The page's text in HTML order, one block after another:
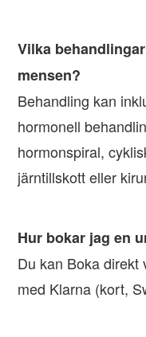
Vilka
mensen?
Behandling kan
hormonell
hormonspiral,
järntillskott eller
Hur bokar jag en
Du kan Boka direkt
med Klarna (kort,